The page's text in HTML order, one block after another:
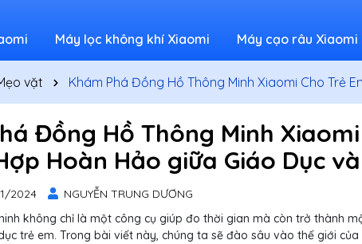
Máy lọc không khí Xiaomi Máy cạo râu Xiaomi
vặt Khám Phá Đồng Hồ Thông Minh Xiaomi Cho Trẻ
Đồng Hồ Thông Minh Xiaomi
Hoàn Hảo giữa Giáo Dục
2024
NGUYỄN TRUNG DƯƠNG
không chỉ là một công cụ giúp đo thời gian mà còn trở thành
trẻ em. Trong bài viết này, chúng ta sẽ đào sâu vào thế giới của